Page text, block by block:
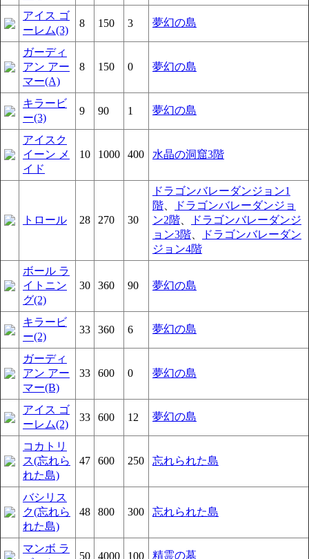
アイス ゴ
ーレム(3)
8 150 3 夢幻の島
ガーディ
アン アー
マー(A)
8 150 0 夢幻の島
キラービ
ー(3)
9 90 1 夢幻の島
アイスク
イーン メ
イド
10 1000 400 水晶の洞窟3階
トロール 28 270 30
ドラゴンバレーダンジョン1
階
ドラゴンバレーダンジョ
ン2階
ドラゴンバレーダンジ
ョン3階
ドラゴンバレーダン
ジョン4階
ボール ラ
イトニン
グ(2)
30 360 90 夢幻の島
キラービ
ー(2)
33 360 6 夢幻の島
ガーディ
アン アー
マー(B)
33 600 0 夢幻の島
アイス ゴ
ーレム(2)
33 600 12 夢幻の島
コカトリ
ス(忘れら
れた島)
47 600 250 忘れられた島
バシリス
ク(忘れら
れた島)
48 800 300 忘れられた島
マンボ ラ
50 4000 100 精霊の墓